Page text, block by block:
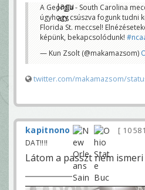
A Georgia - South Carolina
úgyhogy csúszva fogunk tudni
Florida St. meccsel!
képünk, bekapcsolódunk!
— Kun Zsolt (@makamazsom)
twitter.com/makamazsom/
kapitnono 10 581
DAT!!!!
Látom a passzt nem